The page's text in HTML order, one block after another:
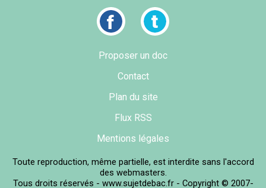
Proposer un doc
Contact
Plan du site
Flux RSS
Mentions légales
Toute reproduction, même partielle, est interdite sans l'accord
des webmasters.
Tous droits réservés - www.sujetdebac.fr - Copyright © 2007-